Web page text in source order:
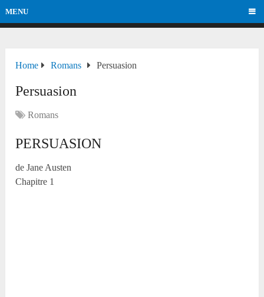
MENU
Home Romans Persuasion
Persuasion
Romans
PERSUASION
de Jane Austen
Chapitre 1